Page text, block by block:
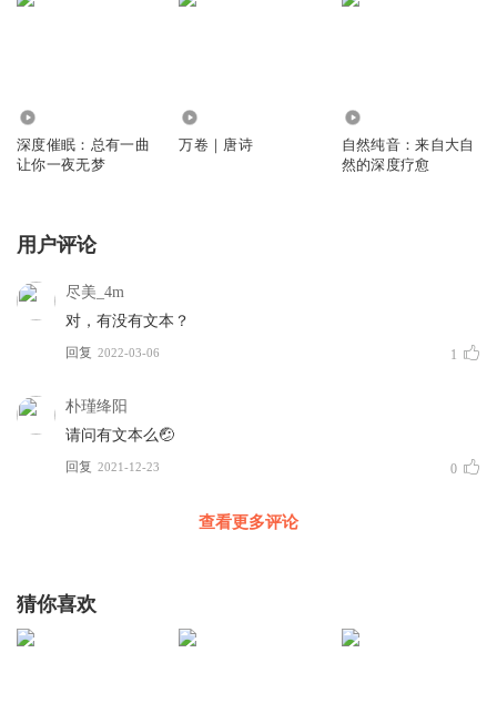
深度催眠：总有一曲
让你一夜无梦
万卷｜唐诗
自然纯音：来自大自
然的深度疗愈
用户评论
尽美_4m
对，有没有文本？
回复 2022-03-06 1
朴瑾绛阳
请问有文本么🤕
回复 2021-12-23 0
查看更多评论
猜你喜欢